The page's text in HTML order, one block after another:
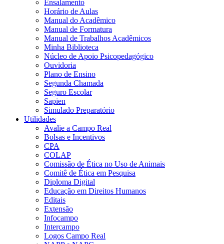
Ensalamento
Horário de Aulas
Manual do Acadêmico
Manual de Formatura
Manual de Trabalhos Acadêmicos
Minha Biblioteca
Núcleo de Apoio Psicopedagógico
Ouvidoria
Plano de Ensino
Segunda Chamada
Seguro Escolar
Sapien
Simulado Preparatório
Utilidades
Avalie a Campo Real
Bolsas e Incentivos
CPA
COLAP
Comissão de Ética no Uso de Animais
Comitê de Ética em Pesquisa
Diploma Digital
Educação em Direitos Humanos
Editais
Extensão
Infocampo
Intercampo
Logos Campo Real